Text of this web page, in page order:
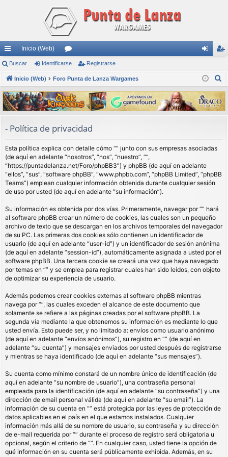
nl
ac
es
rá
s
Inicio (Web)
or
os nti
fic
ar
ist
ra
rs
Buscar Identificarse Registrarse
Inicio (Web) Foro Punta de Lanza Wargames
s
c
- Política de privacidad
Esta política explica con detalle cómo “” junto con sus empresas asociadas
(de aquí en adelante “nosotros”, “nos”, “nuestro”, “”,
“https://puntadelanza.net/Foro/phpBB3”) y phpBB (de aquí en adelante
“ellos”, “sus”, “software phpBB”, “www.phpbb.com”, “phpBB Limited”, “phpBB
Teams”) emplean cualquier información obtenida durante cualquier sesión
de uso por usted (de aquí en adelante “su información”).
Su información es obtenida por dos vías. Primeramente, navegar por “” hará
al software phpBB crear un número de cookies, las cuales son un pequeño
archivo de texto que se descargan en los archivos temporales del navegador
de su PC. Las primeras dos cookies sólo contienen un identificador de
usuario (de aquí en adelante “user-id”) y un identificador de sesión anónima
(de aquí en adelante “session-id”), automáticamente asignada a usted por el
software phpBB. Una tercera cookie se creará una vez que haya navegado
por temas en “” y se emplea para registrar cuales han sido leídos, con objeto
de optimizar su experiencia de usuario.
Además podemos crear cookies externas al software phpBB mientras
navega por “”, las cuales exceden el alcance de este documento que
solamente se refiere a las páginas creadas por el software phpBB. La
segunda vía mediante la que obtenemos su información es mediante lo que
usted envía. Esto puede ser, y no limitado a: envíos como usuario anónimo
(de aquí en adelante “envíos anónimos”), su registro en “” (de aquí en
adelante “su cuenta”) y mensajes enviados por usted después de registrarse
y mientras se haya identificado (de aquí en adelante “sus mensajes”).
Su cuenta como mínimo constará de un nombre único de identificación (de
aquí en adelante “su nombre de usuario”), una contraseña personal
empleada para la identificación (de aquí en adelante “su contraseña”) y una
dirección de email personal válida (de aquí en adelante “su email”). La
información de su cuenta en “” está protegida por las leyes de protección de
datos aplicables en el país en el que estamos instalados. Cualquier
información más allá de su nombre de usuario, su contraseña y su dirección
de e-mail requerida por “” durante el proceso de registro será obligatoria u
opcional, según el criterio de “”. En cualquier caso, usted tiene la opción de
qué información en su cuenta será públicamente exhibida. Además, en su